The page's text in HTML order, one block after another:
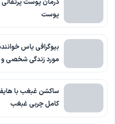
درمان پوست
پوست
بیوگرافی یاس
مورد زندگی شخصی و
ساکشن غبغب با
کامل چربی غبغب